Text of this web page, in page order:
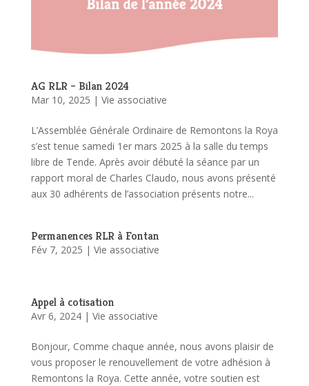
AG RLR – Bilan 2024
Mar 10, 2025 | Vie associative
L’Assemblée Générale Ordinaire de Remontons la Roya
s’est tenue samedi 1er mars 2025 à la salle du temps
libre de Tende. Après avoir débuté la séance par un
rapport moral de Charles Claudo, nous avons présenté
aux 30 adhérents de l’association présents notre...
Permanences RLR à Fontan
Fév 7, 2025 | Vie associative
Appel à cotisation
Avr 6, 2024| Vie associative
Bonjour, Comme chaque année, nous avons plaisir de
vous proposer le renouvellement de votre adhésion à
Remontons la Roya. Cette année, votre soutien est